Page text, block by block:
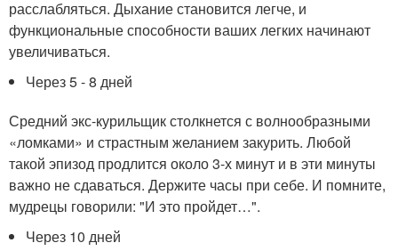
расслабляться. Дыхание становится легче, и
функциональные способности ваших легких начинают
увеличиваться.
Через 5 - 8 дней
Средний экс-курильщик столкнется с волнообразными
«ломками» и страстным желанием закурить. Любой
такой эпизод продлится около 3-х минут и в эти минуты
важно не сдаваться. Держите часы при себе. И помните,
мудрецы говорили: "И это пройдет…".
Через 10 дней